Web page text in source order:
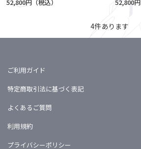
52,800円 52,800円
4件あります
ご利用ガイド
特定商取引法に基づく表記
よくあるご質問
利用規約
プライバシーポリシー